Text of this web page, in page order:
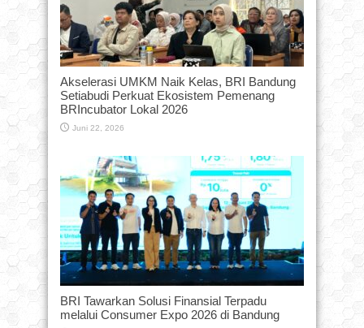
Akselerasi UMKM Naik Kelas, BRI Bandung
Setiabudi Perkuat Ekosistem Pemenang
BRIncubator Lokal 2026
Juni 22, 2026
BRI Tawarkan Solusi Finansial Terpadu
melalui Consumer Expo 2026 di Bandung